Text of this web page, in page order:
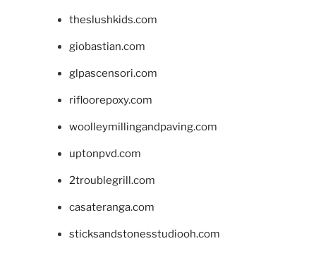
theslushkids.com
giobastian.com
glpascensori.com
rifloorepoxy.com
woolleymillingandpaving.com
uptonpvd.com
2troublegrill.com
casateranga.com
sticksandstonesstudiooh.com